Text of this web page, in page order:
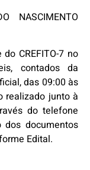
NASCIMENTO
CREFITO-7 no
contados da
das 09:00 às
realizado junto à
do telefone
dos documentos
Edital.